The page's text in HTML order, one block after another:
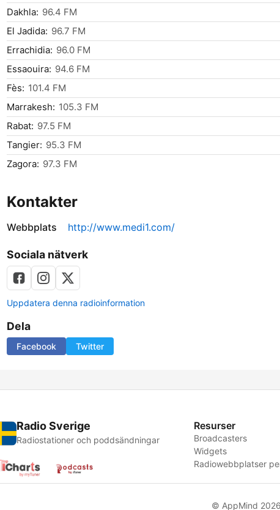
Dakhla: 96.4 FM
El Jadida: 96.7 FM
Errachidia: 96.0 FM
Essaouira: 94.6 FM
Fès: 101.4 FM
Marrakesh: 105.3 FM
Rabat: 97.5 FM
Tangier: 95.3 FM
Zagora: 97.3 FM
Kontakter
Webbplats http://www.medi1.com/
Sociala nätverk
Uppdatera denna radioinformation
Dela
Facebook Twitter
Radio Sverige
Radiostationer och poddsändningar
Resurser
Broadcasters
Widgets
Radiowebbplatser
© AppMind